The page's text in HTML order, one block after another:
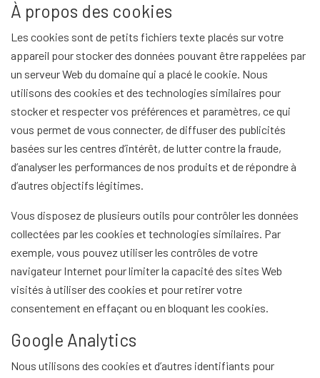
À propos des cookies
Les cookies sont de petits fichiers texte placés sur votre
appareil pour stocker des données pouvant être rappelées par
un serveur Web du domaine qui a placé le cookie. Nous
utilisons des cookies et des technologies similaires pour
stocker et respecter vos préférences et paramètres, ce qui
vous permet de vous connecter, de diffuser des publicités
basées sur les centres d’intérêt, de lutter contre la fraude,
d’analyser les performances de nos produits et de répondre à
d’autres objectifs légitimes.
Vous disposez de plusieurs outils pour contrôler les données
collectées par les cookies et technologies similaires. Par
exemple, vous pouvez utiliser les contrôles de votre
navigateur Internet pour limiter la capacité des sites Web
visités à utiliser des cookies et pour retirer votre
consentement en effaçant ou en bloquant les cookies.
Google Analytics
Nous utilisons des cookies et d’autres identifiants pour